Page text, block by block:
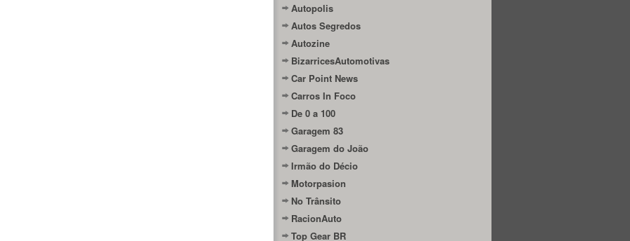
Autopolis
Autos Segredos
Autozine
BizarricesAutomotivas
Car Point News
Carros In Foco
De 0 a 100
Garagem 83
Garagem do João
Irmão do Décio
Motorpasion
No Trânsito
RacionAuto
Top Gear BR